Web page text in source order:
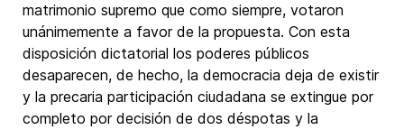
matrimonio supremo que como siempre, votaron
unánimemente a favor de la propuesta. Con esta
disposición dictatorial los poderes públicos
desaparecen, de hecho, la democracia deja de existir
y la precaria participación ciudadana se extingue por
completo por decisión de dos déspotas y la